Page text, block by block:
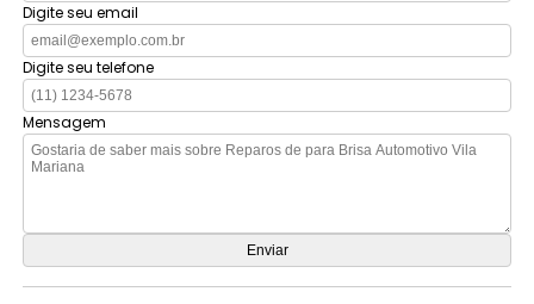
Digite seu email
Digite seu telefone
Mensagem